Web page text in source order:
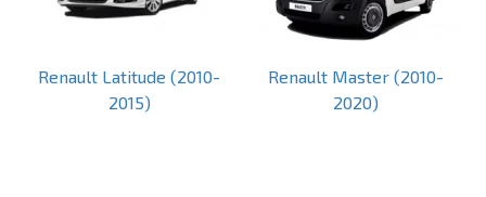
Renault Latitude (2010-
2015)
Renault Master (2010-
2020)